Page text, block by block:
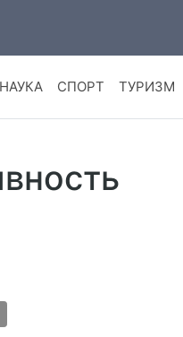
НАУКА СПОРТ ТУРИЗМ